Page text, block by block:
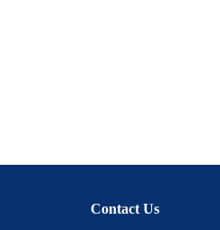
Contact Us